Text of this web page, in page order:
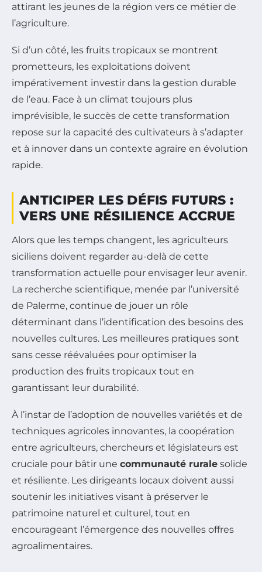
attirant les jeunes de la région vers ce métier de
l’agriculture.
Si d’un côté, les fruits tropicaux se montrent
prometteurs, les exploitations doivent
impérativement investir dans la gestion durable
de l’eau. Face à un climat toujours plus
imprévisible, le succès de cette transformation
repose sur la capacité des cultivateurs à s’adapter
et à innover dans un contexte agraire en évolution
rapide.
ANTICIPER LES DÉFIS FUTURS :
VERS UNE RÉSILIENCE ACCRUE
Alors que les temps changent, les agriculteurs
siciliens doivent regarder au-delà de cette
transformation actuelle pour envisager leur avenir.
La recherche scientifique, menée par l’université
de Palerme, continue de jouer un rôle
déterminant dans l’identification des besoins des
nouvelles cultures. Les meilleures pratiques sont
sans cesse réévaluées pour optimiser la
production des fruits tropicaux tout en
garantissant leur durabilité.
À l’instar de l’adoption de nouvelles variétés et de
techniques agricoles innovantes, la coopération
entre agriculteurs, chercheurs et législateurs est
cruciale pour bâtir une communauté rurale solide
et résiliente. Les dirigeants locaux doivent aussi
soutenir les initiatives visant à préserver le
patrimoine naturel et culturel, tout en
encourageant l’émergence des nouvelles offres
agroalimentaires.